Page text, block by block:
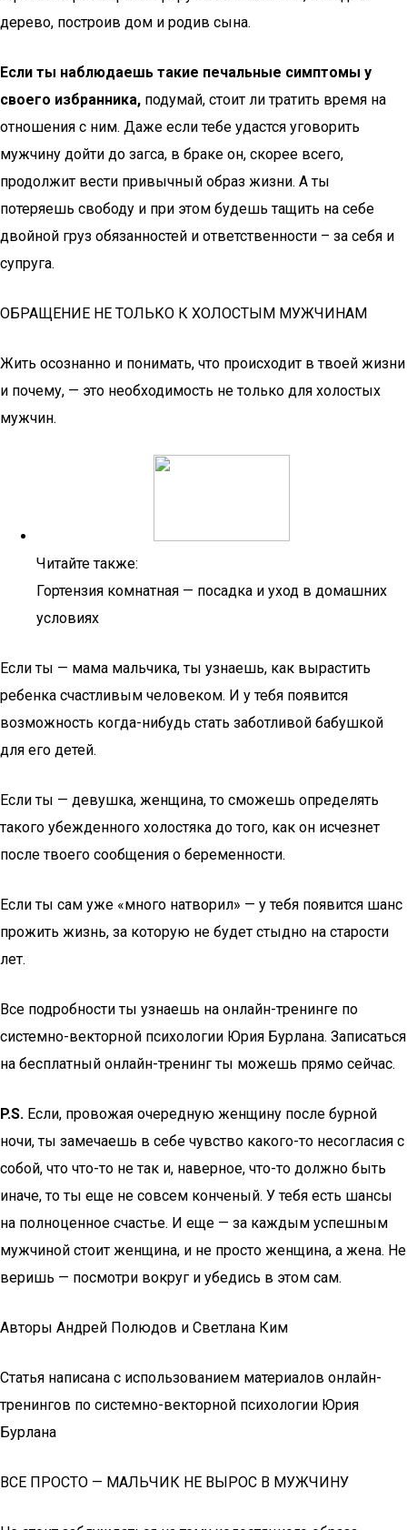
дерево, построив дом и родив сына.
Если ты наблюдаешь такие печальные симптомы у
своего избранника, подумай, стоит ли тратить время на
отношения с ним. Даже если тебе удастся уговорить
мужчину дойти до загса, в браке он, скорее всего,
продолжит вести привычный образ жизни. А ты
потеряешь свободу и при этом будешь тащить на себе
двойной груз обязанностей и ответственности – за себя и
супруга.
ОБРАЩЕНИЕ НЕ ТОЛЬКО К ХОЛОСТЫМ МУЖЧИНАМ
Жить осознанно и понимать, что происходит в твоей жизни
и почему, — это необходимость не только для холостых
мужчин.
Читайте также:
Гортензия комнатная — посадка и уход в домашних
условиях
Если ты — мама мальчика, ты узнаешь, как вырастить
ребенка счастливым человеком. И у тебя появится
возможность когда-нибудь стать заботливой бабушкой
для его детей.
Если ты — девушка, женщина, то сможешь определять
такого убежденного холостяка до того, как он исчезнет
после твоего сообщения о беременности.
Если ты сам уже «много натворил» — у тебя появится шанс
прожить жизнь, за которую не будет стыдно на старости
лет.
Все подробности ты узнаешь на онлайн-тренинге по
системно-векторной психологии Юрия Бурлана. Записаться
на бесплатный онлайн-тренинг ты можешь прямо сейчас.
P.S. Если, провожая очередную женщину после бурной
ночи, ты замечаешь в себе чувство какого-то несогласия с
собой, что что-то не так и, наверное, что-то должно быть
иначе, то ты еще не совсем конченый. У тебя есть шансы
на полноценное счастье. И еще — за каждым успешным
мужчиной стоит женщина, и не просто женщина, а жена. Не
веришь — посмотри вокруг и убедись в этом сам.
Авторы Андрей Полюдов и Светлана Ким
Статья написана с использованием материалов онлайн-
тренингов по системно-векторной психологии Юрия
Бурлана
ВСЕ ПРОСТО — МАЛЬЧИК НЕ ВЫРОС В МУЖЧИНУ